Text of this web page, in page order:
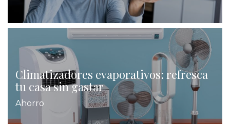
Climatizadores evaporativos: refresca
tu casa sin gastar
Ahorro